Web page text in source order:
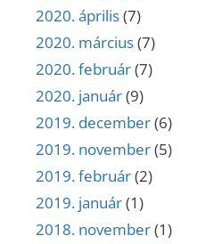
2020. április(7)
2020. március(7)
2020. február(7)
2020. január(9)
2019. december(6)
2019. november(5)
2019. február(2)
2019. január(1)
2018. november(1)